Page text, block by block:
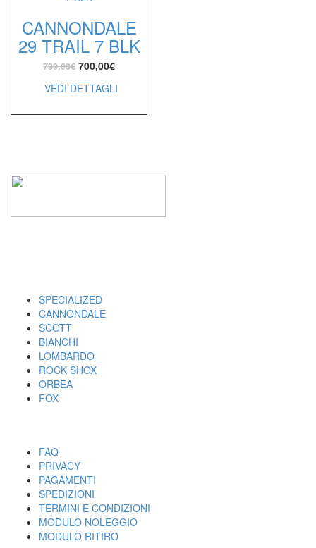
CANNONDALE
29 TRAIL 7 BLK
799,00€ 700,00€
VEDI DETTAGLI
SPECIALIZED
CANNONDALE
SCOTT
BIANCHI
LOMBARDO
ROCK SHOX
ORBEA
FOX
FAQ
PRIVACY
PAGAMENTI
SPEDIZIONI
TERMINI E CONDIZIONI
MODULO NOLEGGIO
MODULO RITIRO